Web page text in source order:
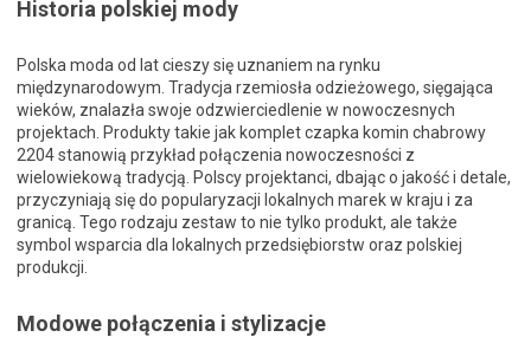
Historia polskiej mody
Polska moda od lat cieszy się uznaniem na rynku
międzynarodowym. Tradycja rzemiosła odzieżowego, sięgająca
wieków, znalazła swoje odzwierciedlenie w nowoczesnych
projektach. Produkty takie jak komplet czapka komin chabrowy
2204 stanowią przykład połączenia nowoczesności z
wielowiekową tradycją. Polscy projektanci, dbając o jakość i detale,
przyczyniają się do popularyzacji lokalnych marek w kraju i za
granicą. Tego rodzaju zestaw to nie tylko produkt, ale także
symbol wsparcia dla lokalnych przedsiębiorstw oraz polskiej
produkcji.
Modowe połączenia i stylizacje